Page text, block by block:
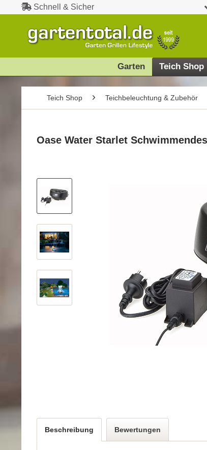
Schnell & Sicher
Garten Teich Shop
Teich Shop Teichbeleuchtung & Zubehör
Oase Water Starlet
Beschreibung Bewertungen